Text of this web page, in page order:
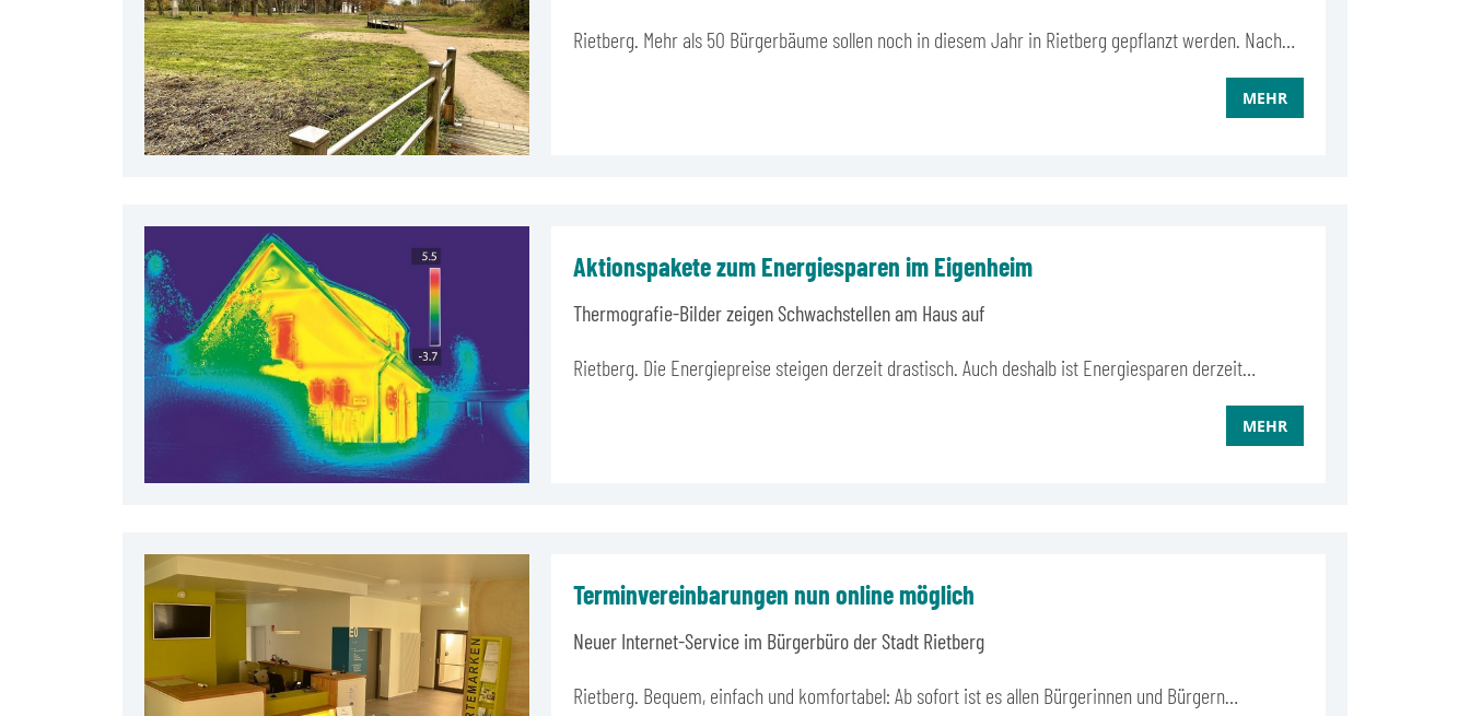
Rietberg. Mehr als 50 Bürgerbäume sollen noch in diesem Jahr in Rietberg gepflanzt werden. Nach…
MEHR
Aktionspakete zum Energiesparen im Eigenheim
Thermografie-Bilder zeigen Schwachstellen am Haus auf
Rietberg. Die Energiepreise steigen derzeit drastisch. Auch deshalb ist Energiesparen derzeit…
MEHR
Terminvereinbarungen nun online möglich
Neuer Internet-Service im Bürgerbüro der Stadt Rietberg
Rietberg. Bequem, einfach und komfortabel: Ab sofort ist es allen Bürgerinnen und Bürgern…